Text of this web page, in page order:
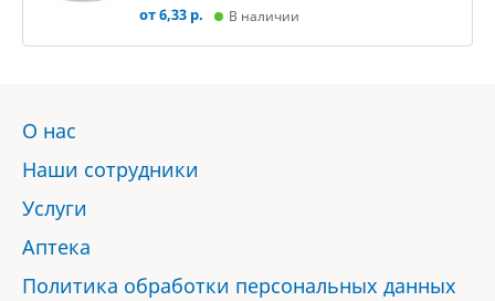
от 6,33 р.
В наличии
О нас
Наши сотрудники
Услуги
Аптека
Политика обработки персональных данных